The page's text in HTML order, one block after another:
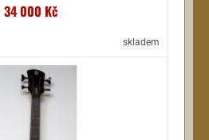
34 000 Kč
skladem